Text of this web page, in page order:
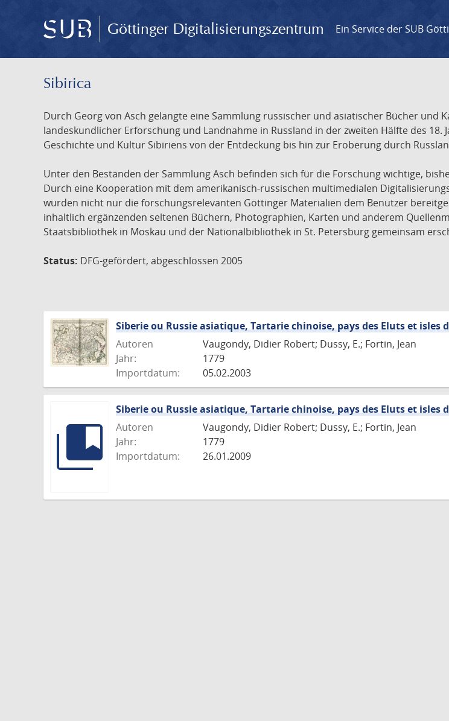
Göttinger Digitalisierungszentrum Ein Service der SUB
Sibirica
Durch Georg von Asch gelangte eine Sammlung russischer und asiatischer Bücher und
landeskundlicher Erforschung und Landnahme in Russland in der zweiten Hälfte des
Geschichte und Kultur Sibiriens von der Entdeckung bis hin zur Eroberung durch
Unter den Beständen der Sammlung Asch befinden sich für die Forschung wichtige,
Durch eine Kooperation mit dem amerikanisch-russischen multimedialen
wurden nicht nur die forschungsrelevanten Göttinger Materialien dem Benutzer
inhaltlich ergänzenden seltenen Büchern, Photographien, Karten und anderem
Staatsbibliothek in Moskau und der Nationalbibliothek in St. Petersburg gemeinsam
Status: DFG-gefördert, abgeschlossen 2005
Siberie ou Russie asiatique, Tartarie chinoise, pays des Eluts et isles
Autoren
Vaugondy, Didier Robert; Dussy, E.; Fortin, Jean
Jahr:
1779
Importdatum:
05.02.2003
Siberie ou Russie asiatique, Tartarie chinoise, pays des Eluts et isles
Autoren
Vaugondy, Didier Robert; Dussy, E.; Fortin, Jean
Jahr:
1779
Importdatum:
26.01.2009